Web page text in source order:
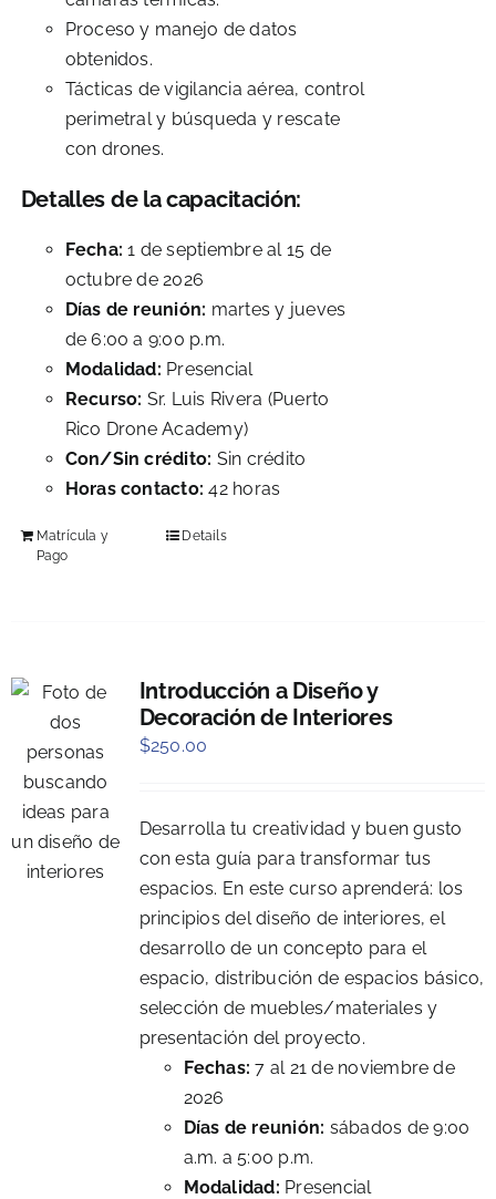
Proceso y manejo de datos
obtenidos.
Tácticas de vigilancia aérea, control
perimetral y búsqueda y rescate
con drones.
Detalles de la capacitación:
Fecha:1 de septiembre al 15 de
octubre de 2026
Días de reunión: martes y jueves
de 6:00 a 9:00 p.m.
Modalidad: Presencial
Recurso: Sr. Luis Rivera (Puerto
Rico Drone Academy)
Con/Sin crédito: Sin crédito
Horas contacto: 42 horas
Matrícula y
Pago
Details
Introducción a Diseño y
Decoración de Interiores
$250.00
Desarrolla tu creatividad y buen gusto
con esta guía para transformar tus
espacios. En este curso aprenderá: los
principios del diseño de interiores, el
desarrollo de un concepto para el
espacio, distribución de espacios básico,
selección de muebles/materiales y
presentación del proyecto.
Fechas:7 al 21 de noviembre de
2026
Días de reunión: sábados de 9:00
a.m. a 5:00 p.m.
Modalidad: Presencial